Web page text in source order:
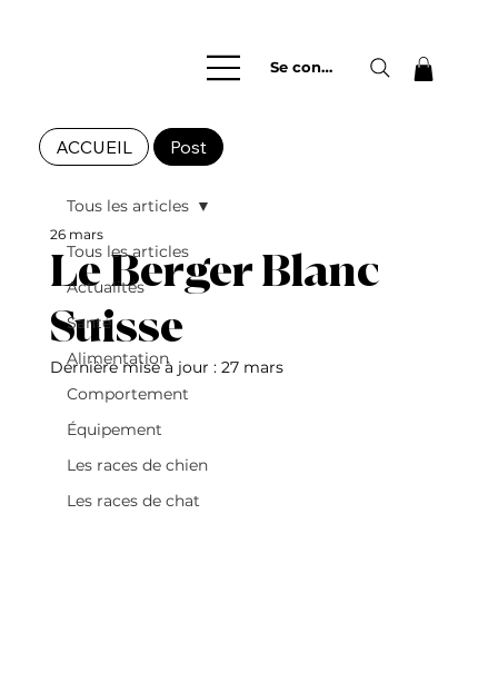
Se connecter
Tous les articles
Actualités
Santé
Alimentation
Comportement
Équipement
Les races de chien
Les races de chat
Tous les articles
Le Berger Blanc
Suisse
26 mars
Dernière mise à jour : 27 mars
ACCUEIL Post